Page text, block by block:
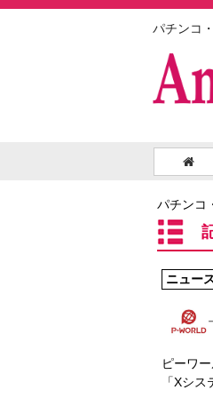
パチンコ
パチンコ
ニュー
ピーワ
「Xシ